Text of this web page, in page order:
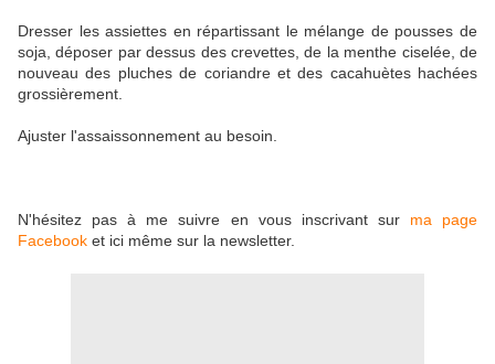
Dresser les assiettes en répartissant le mélange de pousses de
soja, déposer par dessus des crevettes, de la menthe ciselée, de
nouveau des pluches de coriandre et des cacahuètes hachées
grossièrement.
Ajuster l'assaissonnement au besoin.
N'hésitez pas à me suivre en vous inscrivant sur ma page
Facebook et ici même sur la newsletter.